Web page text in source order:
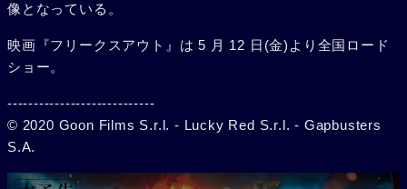
像となっている。
映画『フリークスアウト』は 5 月 12 日(金)より全国ロード
ショー。
----------------------------
© 2020 Goon Films S.r.l. - Lucky Red S.r.l. - Gapbusters
S.A.